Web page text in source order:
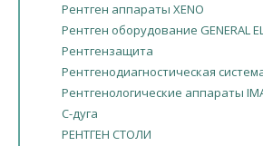
Рентген аппараты XENO
Рентген оборудование GENERAL
Рентгензащита
Рентгенодиагностическая
Рентгенологические аппараты
С-дуга
РЕНТГЕН СТОЛИ